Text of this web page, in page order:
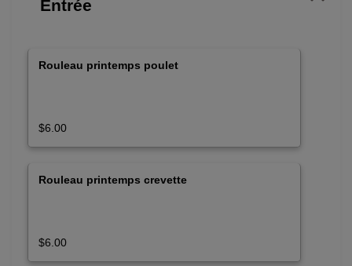
Entrée
Rouleau printemps poulet
$6.00
Rouleau printemps crevette
$6.00